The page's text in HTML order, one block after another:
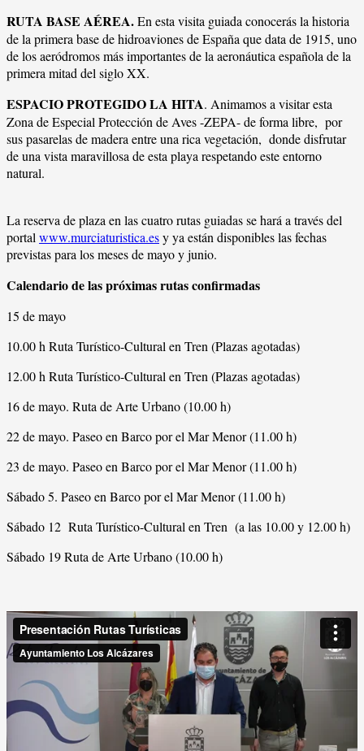
RUTA BASE AÉREA.En esta visita guiada conocerás la historia
de la primera base de hidroaviones de España que data de 1915, uno
de los aeródromos más importantes de la aeronáutica española de la
primera mitad del siglo XX.
ESPACIO PROTEGIDO LA HITA. Animamos a visitar esta
Zona de Especial Protección de Aves -ZEPA- de forma libre, por
sus pasarelas de madera entre una rica vegetación, donde disfrutar
de una vista maravillosa de esta playa respetando este entorno
natural.
La reserva de plaza en las cuatro rutas guiadas se hará a través del
portalwww.murciaturistica.esy ya están disponibles las fechas
previstas para los meses de mayo y junio.
Calendario de las próximas rutas confirmadas
15 de mayo
10.00 h Ruta Turístico-Cultural en Tren (Plazas agotadas)
12.00 h Ruta Turístico-Cultural en Tren (Plazas agotadas)
16 de mayo. Ruta de Arte Urbano (10.00 h)
22 de mayo. Paseo en Barco por el Mar Menor (11.00 h)
23 de mayo. Paseo en Barco por el Mar Menor (11.00 h)
Sábado 5. Paseo en Barco por el Mar Menor (11.00 h)
Sábado 12 Ruta Turístico-Cultural en Tren (a las 10.00 y 12.00 h)
Sábado 19 Ruta de Arte Urbano (10.00 h)